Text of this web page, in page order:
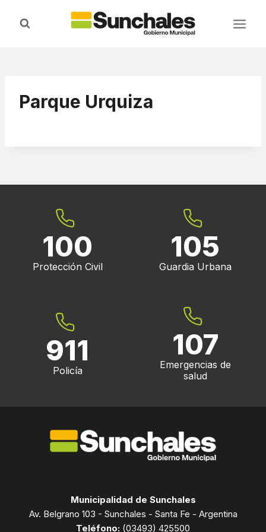
Parque Urquiza
100
Protección Civil
105
Guardia Urbana
911
Policía
107
Emergencias de
salud
Municipalidad de Sunchales
Av. Belgrano 103 - Sunchales - Santa Fe - Argentina
Teléfono: (03493) 425500